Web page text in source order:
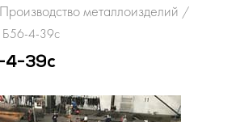
Производство металлоизделий /
Б56-4-39с
4-39с